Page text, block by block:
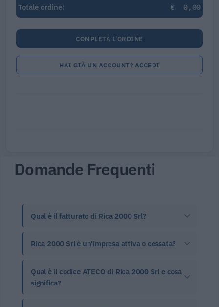
Totale ordine:
€ 0,00
COMPLETA L'ORDINE
HAI GIÀ UN ACCOUNT? ACCEDI
Domande Frequenti
Qual è il fatturato di Rica 2000 Srl?
Rica 2000 Srl è un'impresa attiva o cessata?
Qual è il codice ATECO di Rica 2000 Srl e cosa
significa?